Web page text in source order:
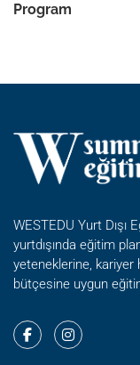
Program
WESTEDU Yurt Dışı
yurtdışında eğitim
yeteneklerine, kariyer
bütçesine uygun